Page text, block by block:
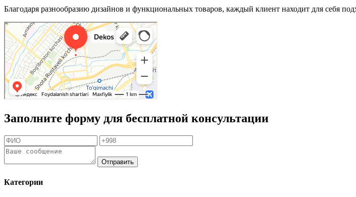
Благодаря разнообразию дизайнов и функциональных товаров, каждый клиент находит для себя
Заполните форму для бесплатной консультации
Отправить
Категории